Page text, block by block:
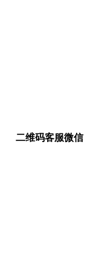
码客服微信